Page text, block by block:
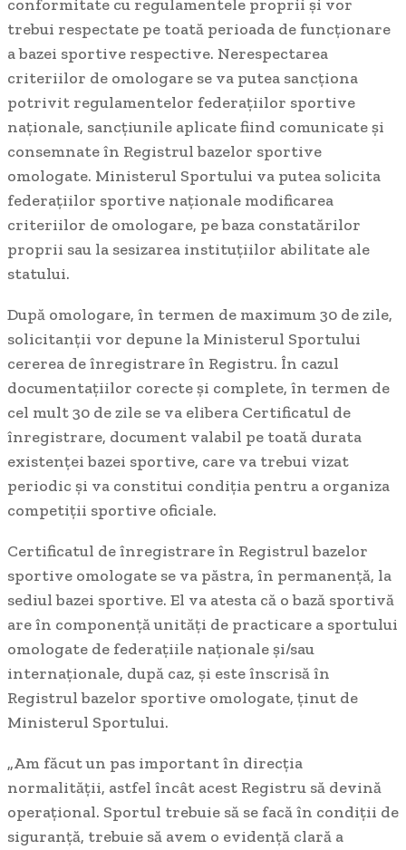
conformitate cu regulamentele proprii și vor
trebui respectate pe toată perioada de funcționare
a bazei sportive respective. Nerespectarea
criteriilor de omologare se va putea sancționa
potrivit regulamentelor federațiilor sportive
naționale, sancțiunile aplicate fiind comunicate și
consemnate în Registrul bazelor sportive
omologate. Ministerul Sportului va putea solicita
federațiilor sportive naționale modificarea
criteriilor de omologare, pe baza constatărilor
proprii sau la sesizarea instituțiilor abilitate ale
statului.
După omologare, în termen de maximum 30 de zile,
solicitanții vor depune la Ministerul Sportului
cererea de înregistrare în Registru. În cazul
documentațiilor corecte și complete, în termen de
cel mult 30 de zile se va elibera Certificatul de
înregistrare, document valabil pe toată durata
existenței bazei sportive, care va trebui vizat
periodic și va constitui condiția pentru a organiza
competiții sportive oficiale.
Certificatul de înregistrare în Registrul bazelor
sportive omologate se va păstra, în permanență, la
sediul bazei sportive. El va atesta că o bază sportivă
are în componență unități de practicare a sportului
omologate de federațiile naționale și/sau
internaționale, după caz, și este înscrisă în
Registrul bazelor sportive omologate, ținut de
Ministerul Sportului.
„Am făcut un pas important în direcția
normalității, astfel încât acest Registru să devină
operațional. Sportul trebuie să se facă în condiții de
siguranță, trebuie să avem o evidență clară a